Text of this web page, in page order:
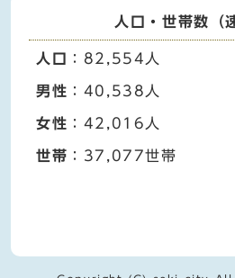
人口・世帯数（
人口 ：82,554人
男性 ：40,538人
女性 ：42,016人
世帯 ：37,077世帯